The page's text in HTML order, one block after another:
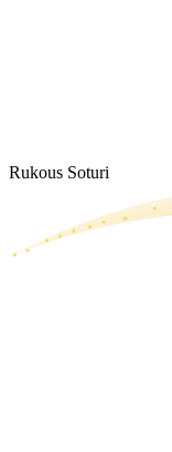
Rukous Soturi